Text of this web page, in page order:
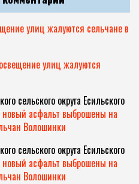
улиц жалуются сельчане в
улиц жалуются
сельского округа Есильского
асфальт выброшены на
Волошинки
сельского округа Есильского
асфальт выброшены на
Волошинки